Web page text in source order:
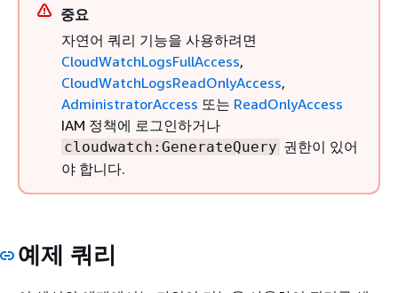
중요
자연어 쿼리 기능을 사용하려면
CloudWatchLogsFullAccess,
CloudWatchLogsReadOnlyAccess,
AdministratorAccess 또는 ReadOnlyAccess
IAM 정책에 로그인하거나
cloudwatch:GenerateQuery 권한이 있어
야 합니다.
예제 쿼리